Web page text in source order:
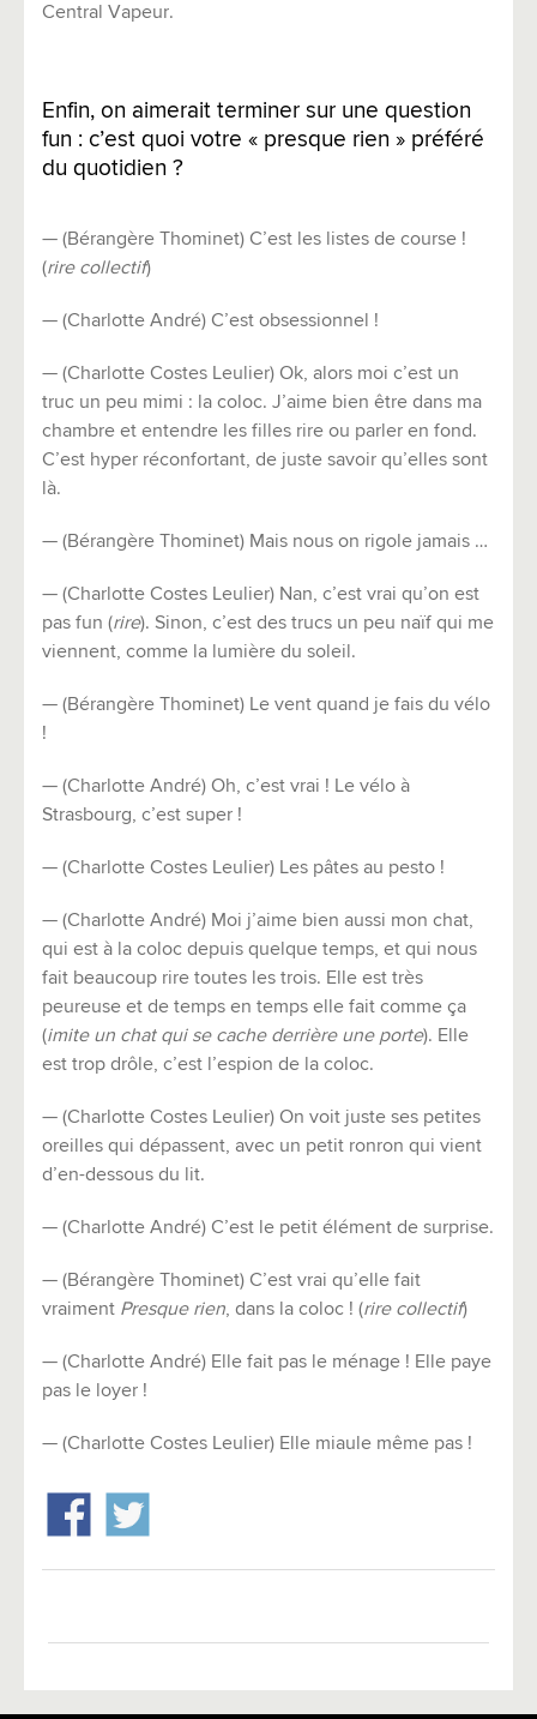
Central Vapeur.
Enfin, on aimerait terminer sur une question
fun : c’est quoi votre « presque rien » préféré
du quotidien ?
— (Bérangère Thominet) C’est les listes de course !
(rire collectif)
— (Charlotte André) C’est obsessionnel !
— (Charlotte Costes Leulier) Ok, alors moi c’est un
truc un peu mimi : la coloc. J’aime bien être dans ma
chambre et entendre les filles rire ou parler en fond.
C’est hyper réconfortant, de juste savoir qu’elles sont
là.
— (Bérangère Thominet) Mais nous on rigole jamais …
— (Charlotte Costes Leulier) Nan, c’est vrai qu’on est
pas fun (rire). Sinon, c’est des trucs un peu naïf qui me
viennent, comme la lumière du soleil.
— (Bérangère Thominet) Le vent quand je fais du vélo
!
— (Charlotte André) Oh, c’est vrai ! Le vélo à
Strasbourg, c’est super !
— (Charlotte Costes Leulier) Les pâtes au pesto !
— (Charlotte André) Moi j’aime bien aussi mon chat,
qui est à la coloc depuis quelque temps, et qui nous
fait beaucoup rire toutes les trois. Elle est très
peureuse et de temps en temps elle fait comme ça
(imite un chat qui se cache derrière une porte). Elle
est trop drôle, c’est l’espion de la coloc.
— (Charlotte Costes Leulier) On voit juste ses petites
oreilles qui dépassent, avec un petit ronron qui vient
d’en-dessous du lit.
— (Charlotte André) C’est le petit élément de surprise.
— (Bérangère Thominet) C’est vrai qu’elle fait
vraiment Presque rien, dans la coloc ! (rire collectif)
— (Charlotte André) Elle fait pas le ménage ! Elle paye
pas le loyer !
— (Charlotte Costes Leulier) Elle miaule même pas !